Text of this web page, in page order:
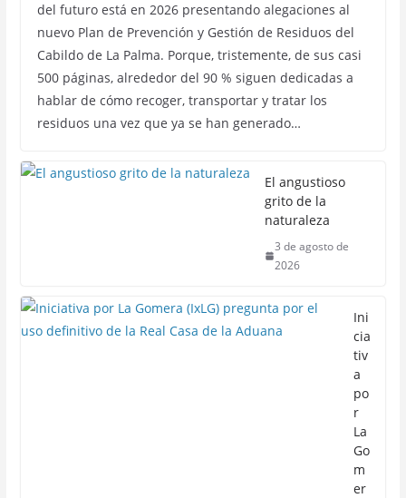
del futuro está en 2026 presentando alegaciones al
nuevo Plan de Prevención y Gestión de Residuos del
Cabildo de La Palma. Porque, tristemente, de sus casi
500 páginas, alrededor del 90 % siguen dedicadas a
hablar de cómo recoger, transportar y tratar los
residuos una vez que ya se han generado…
El angustioso
grito de la
naturaleza
3 de agosto de
2026
Ini
cia
tiv
a
po
r
La
Go
m
er